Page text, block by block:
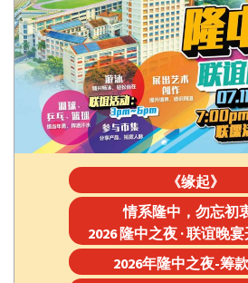
《缘起》
情系隆中，勿忘初
2026 隆中之夜 · 联谊晚
2026年隆中之夜-筹